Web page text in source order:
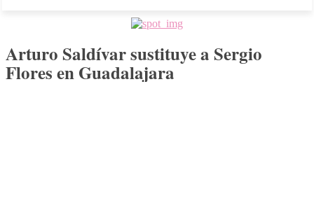
Arturo Saldívar sustituye a Sergio
Flores en Guadalajara